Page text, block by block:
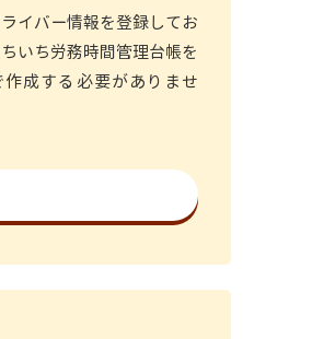
イバー情報を登録してお
いち労務時間管理台帳を
作成する必要がありませ